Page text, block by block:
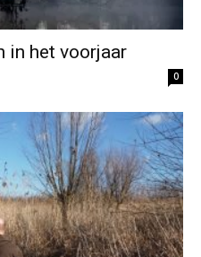
in het voorjaar
0